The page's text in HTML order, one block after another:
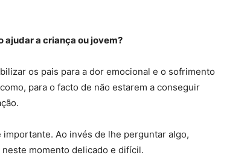
ajudar a criança ou jovem?
os pais para a dor emocional e o sofrimento
para o facto de não estarem a conseguir
Ao invés de lhe perguntar algo,
momento delicado e difícil.